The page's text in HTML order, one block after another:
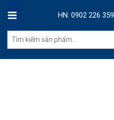
HN: 0902 226 359